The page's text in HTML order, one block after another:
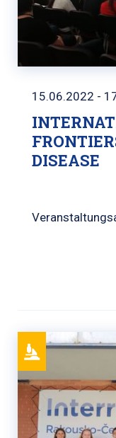
15.06.2022 -
DISEASE